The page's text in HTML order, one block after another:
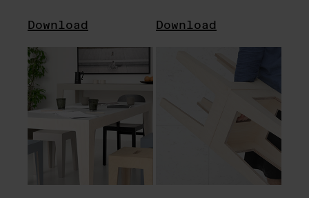
Download Download